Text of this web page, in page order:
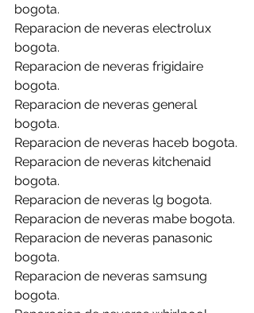
bogota.
Reparacion de neveras electrolux
bogota.
Reparacion de neveras frigidaire
bogota.
Reparacion de neveras general
bogota.
Reparacion de neveras haceb bogota.
Reparacion de neveras kitchenaid
bogota.
Reparacion de neveras lg bogota.
Reparacion de neveras mabe bogota.
Reparacion de neveras panasonic
bogota.
Reparacion de neveras samsung
bogota.